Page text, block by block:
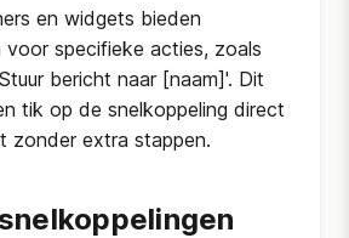
en widgets bieden
voor specifieke acties, zoals
bericht naar [naam]'. Dit
tik op de snelkoppeling direct
zonder extra stappen.